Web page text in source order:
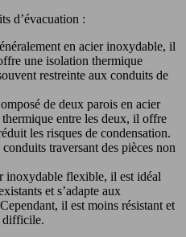
d’évacuation :
en acier inoxydable, il
une isolation thermique
restreinte aux conduits de
de deux parois en acier
entre les deux, il offre
les risques de condensation.
traversant des pièces non
inoxydable flexible, il est idéal
et s’adapte aux
il est moins résistant et
difficile.